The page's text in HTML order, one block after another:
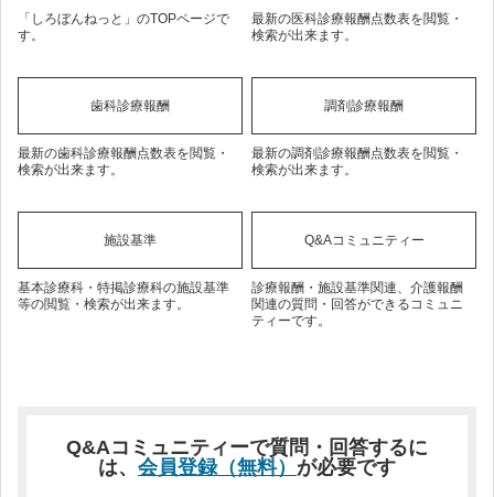
「しろぼんねっと」のTOPページで
す。
最新の医科診療報酬点数表を閲覧・
検索が出来ます。
歯科診療報酬
最新の歯科診療報酬点数表を閲覧・
検索が出来ます。
調剤診療報酬
最新の調剤診療報酬点数表を閲覧・
検索が出来ます。
施設基準
基本診療科・特掲診療科の施設基準
等の閲覧・検索が出来ます。
Q&Aコミュニティー
診療報酬・施設基準関連、介護報酬
関連の質問・回答ができるコミュニ
ティーです。
Q&Aコミュニティーで質問・回答するに
は、 会員登録（無料） が必要です